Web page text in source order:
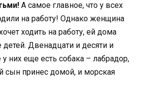
А самое главное, что у всех
на работу! Однако женщина
ходить на работу, ей дома
Двенадцати и десяти и
них еще есть собака – лабрадор,
сын принес домой, и морская